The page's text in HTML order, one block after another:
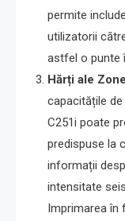
permite
utilizatorii
astfel o punte
Hărți ale
capacitățile
C251i poate
predispuse la
informații
intensitate
Imprimarea în